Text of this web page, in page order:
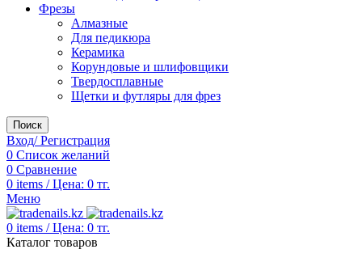
Фрезы
Алмазные
Для педикюра
Керамика
Корундовые и шлифовщики
Твердосплавные
Щетки и футляры для фрез
Поиск
Вход/ Регистрация
0 Список желаний
0 Сравнение
0 items / Цена: 0 тг.
Меню
0 items / Цена: 0 тг.
Каталог товаров